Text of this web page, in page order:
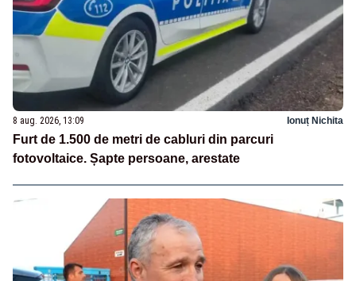
8 aug. 2026, 13:09 Ionuț Nichita
Furt de 1.500 de metri de cabluri din parcuri
fotovoltaice. Șapte persoane, arestate